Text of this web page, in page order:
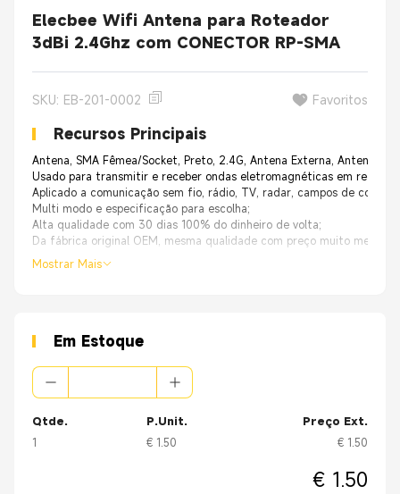
Elecbee Wifi Antena para Roteador
3dBi 2.4Ghz com CONECTOR RP-SMA
SKU: EB-201-0002 Favoritos
Recursos Principais
Antena, SMA Fêmea/Socket, Preto, 2.4G, Antena Externa, Antena
Usado para transmitir e receber ondas eletromagnéticas em rede
Aplicado a comunicação sem fio, rádio, TV, radar, campos de
Multi modo e especificação para escolha;
Alta qualidade com 30 dias 100% do dinheiro de volta;
Da fábrica original OEM, mesma qualidade com preço muito melhor.
Mostrar Mais
Em Estoque
Qtde.
1
P.Unit.
€ 1.50
Preço Ext.
€ 1.50
€ 1.50